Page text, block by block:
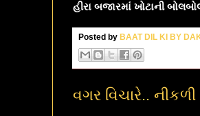
હીરા બજારમાં ખોટાની
Posted by BAAT DIL KI BY
વગર વિચારે..